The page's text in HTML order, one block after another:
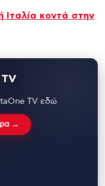
Ιταλία κοντά στην
TV εδώ
→